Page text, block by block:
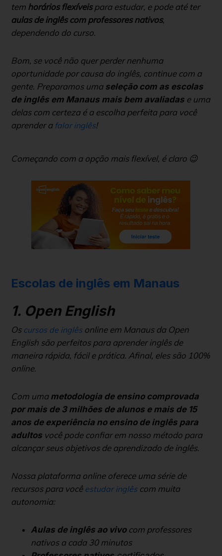
tem horários flexíveispara estudar, e pode até ter
aulas de inglês com professores nativos,
dependendo do curso.
Bom, se você não quer perder nenhuma
oportunidade por causa do inglês, continue com a
gente. Preparamos uma seleção com as escolas
de inglês em Manaus mais bem avaliadas e uma
delas com certeza é a escolha perfeita para você
aprender a falar inglês!
Começando com a opção mais flexível, é claro 😉
Escolas de inglês em Manaus
1. Open English
Os cursos de inglês online em Manaus da Open
English são perfeitos para aprender inglês de
maneira rápida, fácil e prática. Afinal, eles são 100%
online.
Com uma metodologia de ensino comprovada
por mais de 3 milhões de alunos e mais de 15
anos de experiência no ensino de inglês para
adultos você pode confiar em nosso método para
alcançar seus objetivos de aprendizado de inglês.
Nossa plataforma online oferece uma série de
recursos para você estudar inglês com muita
autonomia:
Aulas de inglês ao vivocom professores
nativos a cada 30 minutos